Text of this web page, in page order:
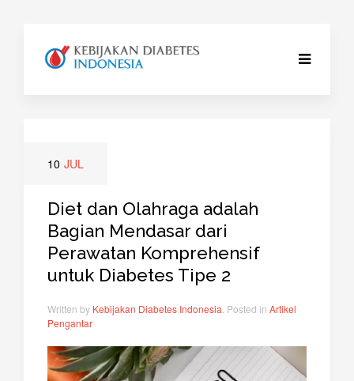
10 JUL
Diet dan Olahraga adalah
Bagian Mendasar dari
Perawatan Komprehensif
untuk Diabetes Tipe 2
Written by Kebijakan Diabetes Indonesia . Posted in Artikel
Pengantar